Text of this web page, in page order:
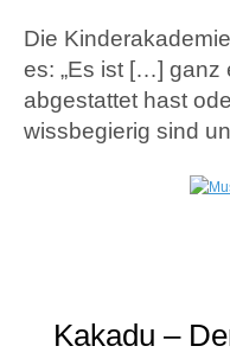
Die
es: „Es ist […] ganz
abgestattet hast
wissbegierig sind
Kakadu –